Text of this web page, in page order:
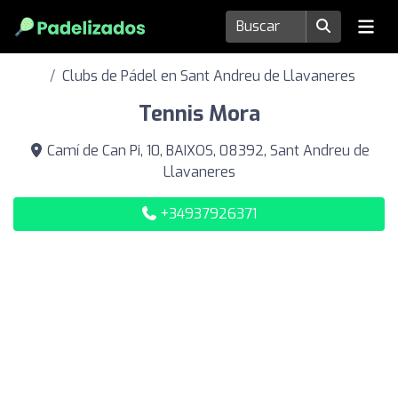
Clubs de Pádel en Sant Andreu de Llavaneres
Tennis Mora
Camí de Can Pi, 10, BAIXOS, 08392, Sant Andreu de
Llavaneres
+34937926371